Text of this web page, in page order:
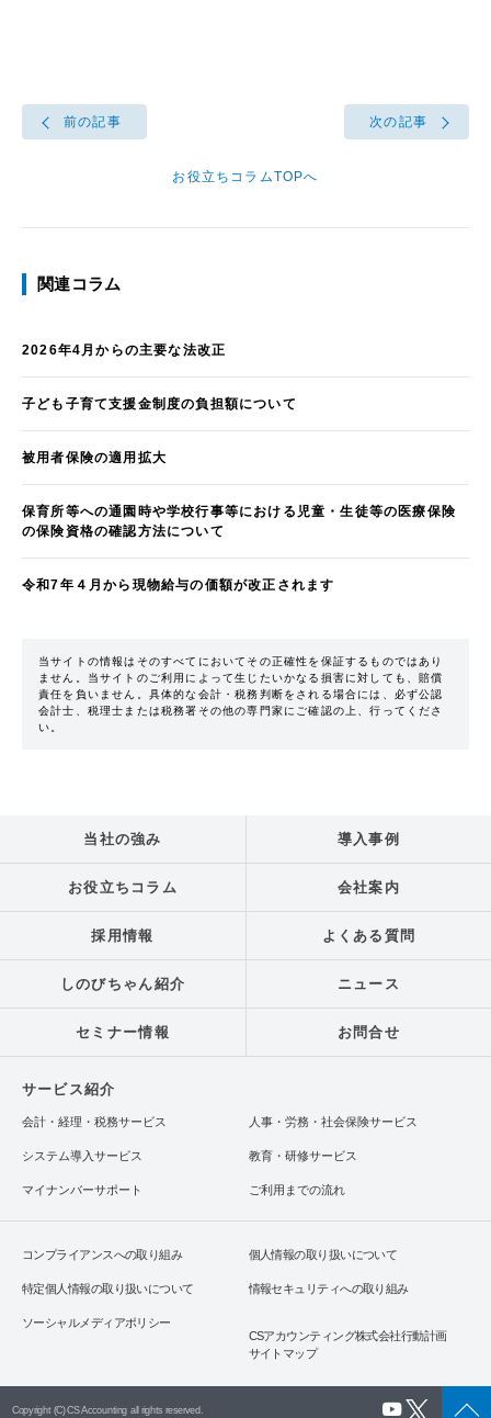
前の記事
お役立ちコラムTOPへ
次の記事
関連コラム
2026年4月からの主要な法改正
子ども子育て支援金制度の負担額について
被用者保険の適用拡大
保育所等への通園時や学校行事等における児童・生徒等の医療保険
の保険資格の確認方法について
令和7年４月から現物給与の価額が改正されます
当サイトの情報はそのすべてにおいてその正確性を保証するものではあり
ません。当サイトのご利用によって生じたいかなる損害に対しても、賠償
責任を負いません。具体的な会計・税務判断をされる場合には、必ず公認
会計士、税理士または税務署その他の専門家にご確認の上、行ってくださ
い。
当社の強み 導入事例
お役立ちコラム 会社案内
採用情報 よくある質問
しのびちゃん紹介 ニュース
セミナー情報 お問合せ
サービス紹介
会計・経理・税務サービス 人事・労務・社会保険サービス
システム導入サービス 教育・研修サービス
マイナンバーサポート ご利用までの流れ
コンプライアンスへの取り組み 個人情報の取り扱いについて
特定個人情報の取り扱いについて 情報セキュリティへの取り組み
ソーシャルメディアポリシー
CSアカウンティング株式会社行動計画
サイトマップ
Copyright (C) CS Accounting all rights reserved.